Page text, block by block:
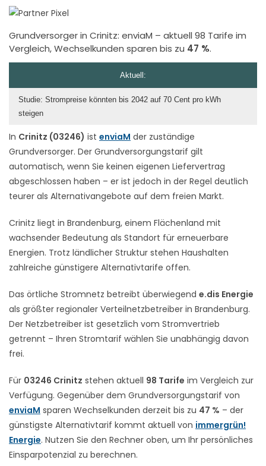
Grundversorger in Crinitz: enviaM – aktuell 98 Tarife im
Vergleich, Wechselkunden sparen bis zu 47 %.
In Crinitz (03246) ist enviaM der zuständige
Grundversorger. Der Grundversorgungstarif gilt
automatisch, wenn Sie keinen eigenen Liefervertrag
abgeschlossen haben – er ist jedoch in der Regel deutlich
teurer als Alternativangebote auf dem freien Markt.
Crinitz liegt in Brandenburg, einem Flächenland mit
wachsender Bedeutung als Standort für erneuerbare
Energien. Trotz ländlicher Struktur stehen Haushalten
zahlreiche günstigere Alternativtarife offen.
Das örtliche Stromnetz betreibt überwiegend e.dis Energie
als größter regionaler Verteilnetzbetreiber in Brandenburg.
Der Netzbetreiber ist gesetzlich vom Stromvertrieb
getrennt – Ihren Stromtarif wählen Sie unabhängig davon
frei.
Für 03246 Crinitz stehen aktuell 98 Tarife im Vergleich zur
Verfügung. Gegenüber dem Grundversorgungstarif von
enviaM sparen Wechselkunden derzeit bis zu 47 % – der
günstigste Alternativtarif kommt aktuell von immergrün!
Energie. Nutzen Sie den Rechner oben, um Ihr persönliches
Einsparpotenzial zu berechnen.
Aktuell:
Studie: Strompreise könnten bis 2042 auf 70 Cent pro kWh
steigen